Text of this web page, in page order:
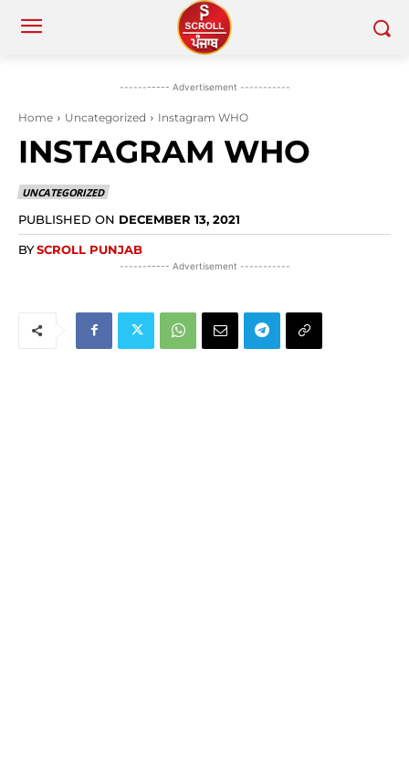
----------- Advertisement -----------
Home Uncategorized Instagram WHO
INSTAGRAM WHO
UNCATEGORIZED
PUBLISHED ON DECEMBER 13, 2021
BYSCROLL PUNJAB
----------- Advertisement -----------